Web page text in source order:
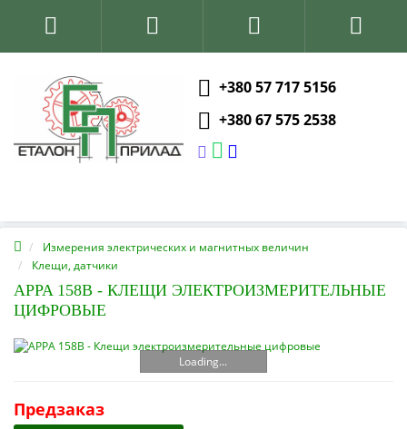
+380 57 717 5156
+380 67 575 2538
Измерения электрических и магнитных величин
Клещи, датчики
APPA 158B - КЛЕЩИ ЭЛЕКТРОИЗМЕРИТЕЛЬНЫЕ
ЦИФРОВЫЕ
Loading...
Предзаказ